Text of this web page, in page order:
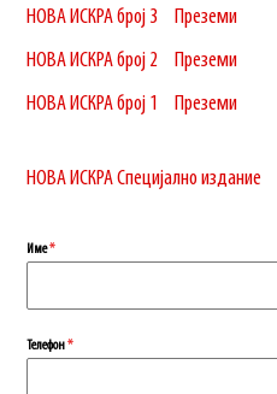
НОВА ИСКРА број 3
Преземи
НОВА ИСКРА број 2
Преземи
НОВА ИСКРА број 1
Преземи
НОВА ИСКРА Специјално издание
Име*
Телефон*